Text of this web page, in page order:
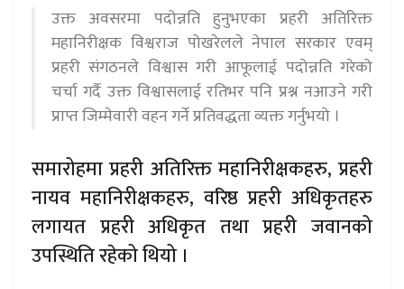
उक्त अवसरमा पदोन्नति हुनुभएका प्रहरी अतिरिक्त
महानिरीक्षक विश्वराज पोखरेलले नेपाल सरकार एवम्
प्रहरी संगठनले विश्वास गरी आफूलाई पदोन्नति गरेको
चर्चा गर्दै उक्त विश्वासलाई रतिभर पनि प्रश्न नआउने गरी
प्राप्त जिम्मेवारी वहन गर्ने प्रतिवद्धता व्यक्त गर्नुभयो ।
समारोहमा प्रहरी अतिरिक्त महानिरीक्षकहरु, प्रहरी
नायव महानिरीक्षकहरु, वरिष्ठ प्रहरी अधिकृतहरु
लगायत प्रहरी अधिकृत तथा प्रहरी जवानको
उपस्थिति रहेको थियो ।